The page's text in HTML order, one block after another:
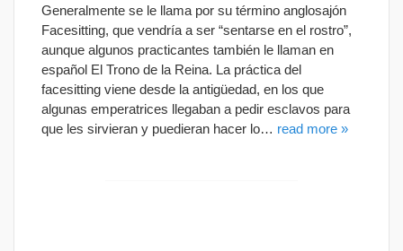
Generalmente se le llama por su término anglosajón
Facesitting, que vendría a ser “sentarse en el rostro”,
aunque algunos practicantes también le llaman en
español El Trono de la Reina. La práctica del
facesitting viene desde la antigüedad, en los que
algunas emperatrices llegaban a pedir esclavos para
que les sirvieran y puedieran hacer lo… read more »